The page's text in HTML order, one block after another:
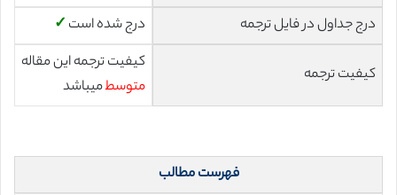
درج جداول در فایل ترجمه
درج شده است ✓
کیفیت ترجمه
کیفیت ترجمه این مقاله
متوسطمیباشد
فهرست مطالب